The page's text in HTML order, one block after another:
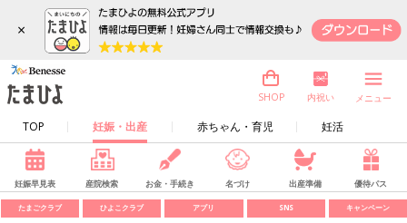
×
TOP 妊娠・出産 赤ちゃん・育児 妊活
SHOP 内祝い メニュー
妊娠早見表 産院検索 お金・手続き 名づけ 出産準備 優待パス
たまごクラブ ひよこクラブ アプリ SNS キャンペーン